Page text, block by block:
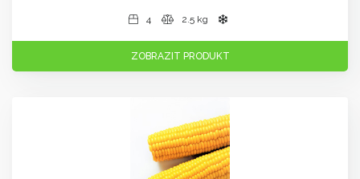
4 2.5 kg
ZOBRAZIT PRODUKT